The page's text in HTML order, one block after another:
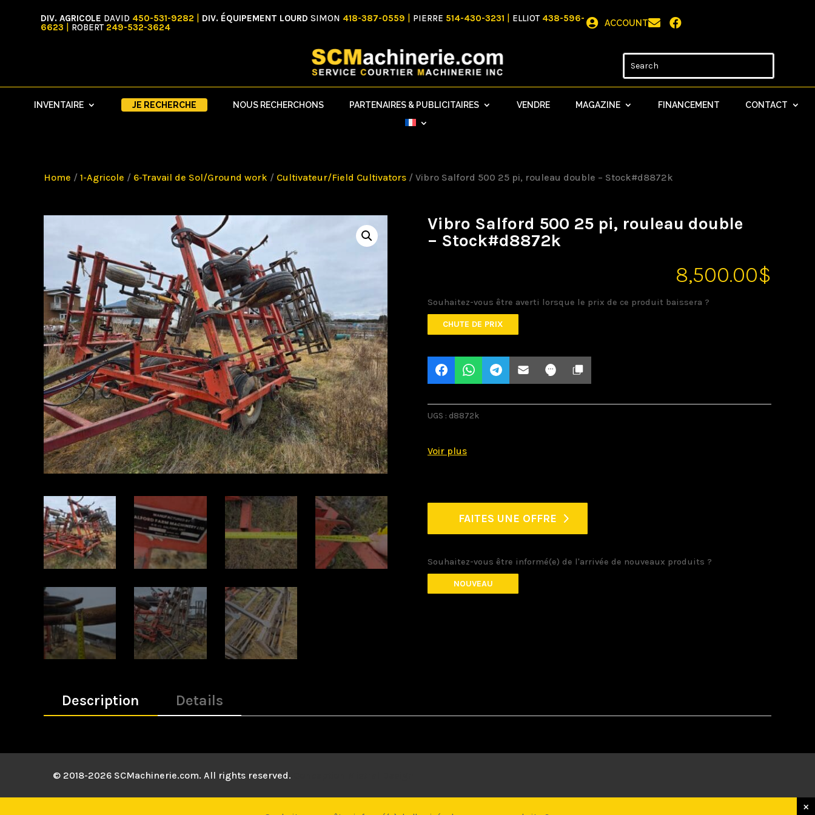
DIV. AGRICOLE DAVID 450-531-9282 DIV. ÉQUIPEMENT LOURD SIMON 418-387-0559 PIERRE 514-430-3231 ELLIOT 438-596-
6623
ROBERT 249-532-3624  ACCOUNT 
INVENTAIRE JE RECHERCHE NOUS RECHERCHONS PARTENAIRES & PUBLICITAIRES VENDRE MAGAZINE FINANCEMENT CONTACT
Home / 1-Agricole / 6-Travail de Sol/Ground work / Cultivateur/Field Cultivators / Vibro Salford 500 25 pi, rouleau double – Stock#d8872k
Vibro Salford 500 25 pi, rouleau double
– Stock#d8872k
8,500.00$
Souhaitez-vous être averti lorsque le prix de ce produit baissera ?
CHUTE DE PRIX
UGS : d8872k
FAITES UNE OFFRE
Souhaitez-vous être informé(e) de l'arrivée de nouveaux produits ?
NOUVEAU
Description Details
© 2018-2026 SCMachinerie.com. All rights reserved.
×
×